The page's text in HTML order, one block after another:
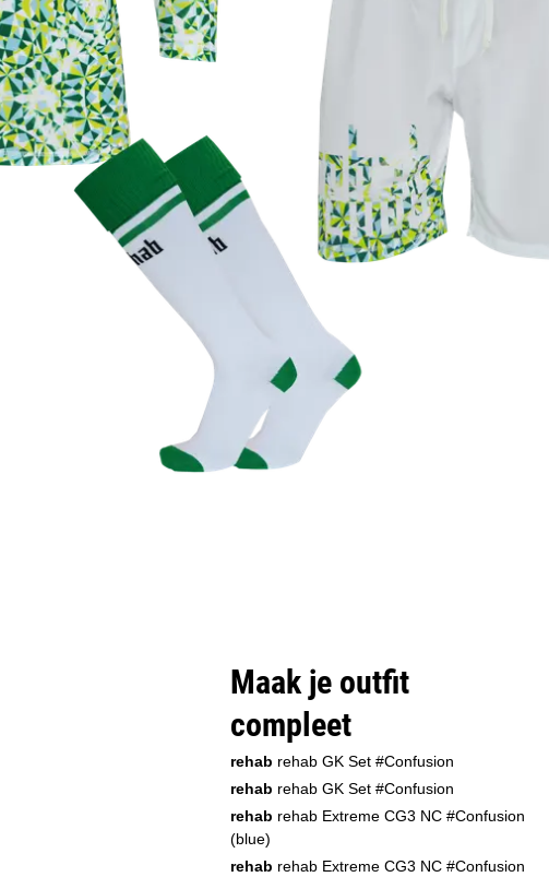
Maak je outfit
compleet
rehab rehab GK Set #Confusion
rehab rehab GK Set #Confusion
rehab rehab Extreme CG3 NC #Confusion
(blue)
rehab rehab Extreme CG3 NC #Confusion